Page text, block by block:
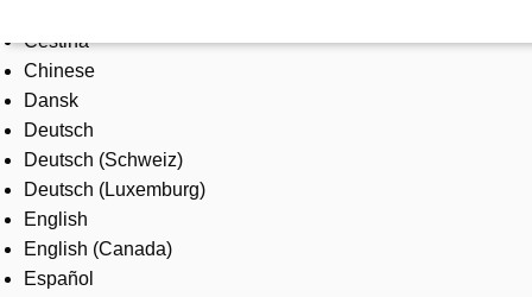
Products & Solutions
Industries
Services
About us
Where to buy
Contact us
Careers
Čeština
Chinese
Dansk
Deutsch
Deutsch (Schweiz)
Deutsch (Luxemburg)
English
English (Canada)
Español